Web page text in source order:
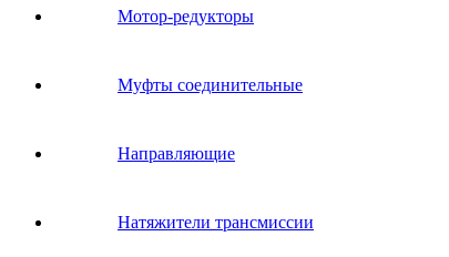
Мотор-редукторы
Муфты соединительные
Направляющие
Натяжители трансмиссии